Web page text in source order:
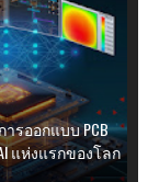
ารออกแบบ PCB
แห่งแรกของโลก